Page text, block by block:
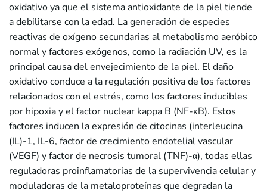
oxidativo ya que el sistema antioxidante de la piel tiende
a debilitarse con la edad. La generación de especies
reactivas de oxígeno secundarias al metabolismo aeróbico
normal y factores exógenos, como la radiación UV, es la
principal causa del envejecimiento de la piel. El daño
oxidativo conduce a la regulación positiva de los factores
relacionados con el estrés, como los factores inducibles
por hipoxia y el factor nuclear kappa B (NF-κB). Estos
factores inducen la expresión de citocinas (interleucina
(IL)-1, IL-6, factor de crecimiento endotelial vascular
(VEGF) y factor de necrosis tumoral (TNF)-α), todas ellas
reguladoras proinflamatorias de la supervivencia celular y
moduladoras de la metaloproteínas que degradan la